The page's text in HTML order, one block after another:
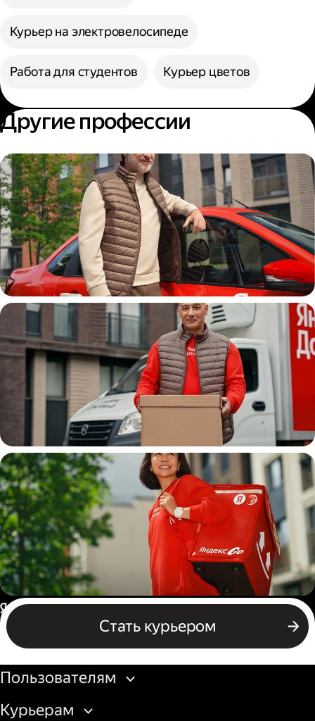
Курьер на электровелосипеде
Работа для студентов Курьер цветов
Другие профессии
Автокурьер
Водитель
грузовой машины
Пеший курьер
Стать курьером
Россия
Бизнесу
Пользователям
Курьерам